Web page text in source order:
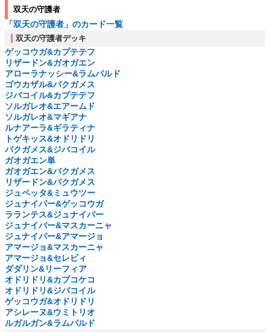
双天の守護者
「双天の守護者」のカード一覧
双天の守護者デッキ
ゲッコウガ&カプテテフ
リザードン&ガオガエン
アローラナッシー&ラムパルド
ゴウカザル&バクガメス
ジバコイル&カプテテフ
ソルガレオ&エアームド
ソルガレオ&マギアナ
ルナアーラ&ギラティナ
トゲキッス&オドリドリ
バクガメス&ジバコイル
ガオガエン単
ガオガエン&バクガメス
リザードン&バクガメス
ジュペッタ&ミュウツー
ジュナイパー&ゲッコウガ
ラランテス&ジュナイパー
ジュナイパー&マスカーニャ
ジュナイパー&アマージョ
アマージョ&マスカーニャ
アマージョ&セレビィ
ダダリン&リーフィア
オドリドリ&カプコケコ
オドリドリ&ジバコイル
ゲッコウガ&オドリドリ
アシレーヌ&ウミトリオ
ルガルガン&ラムパルド